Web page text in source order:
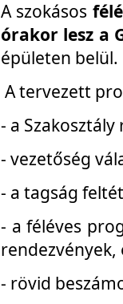
A szokásos
órakor lesz a
épületen belül.
A tervezett
- a
- vezetőség
- a tagság
- a féléves
- rövid